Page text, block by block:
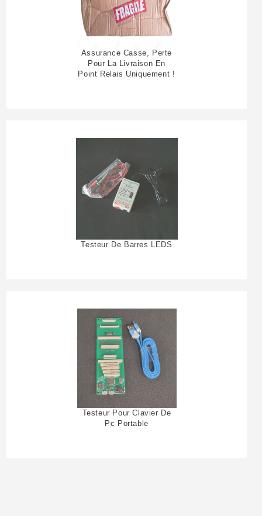
Assurance Casse, Perte
Pour La Livraison En
Point Relais Uniquement !
Testeur De Barres LEDS
Testeur Pour Clavier De
Pc Portable